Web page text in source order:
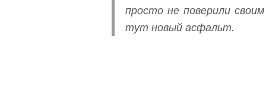
просто не поверили
тут новый асфальт.